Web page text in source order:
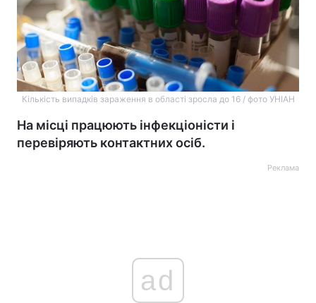
Кількість випадків зараження в області зросла до 16 / фото УНІАН
На місці працюють інфекціоністи і
перевіряють контактних осіб.
Реклама
ad